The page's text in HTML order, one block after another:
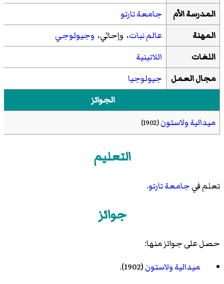
المدرسة الأم
جامعة تارتو
المهنة
عالم نبات، وإحاثي، وجيولوجي
اللغات
اللاتينية
مجال العمل
جيولوجيا
الجوائز
ميدالية ولاستون(1902)
التعليم
تعلم فيجامعة تارتو.
جوائز
حصل على جوائز منها:
ميدالية ولاستون(1902).